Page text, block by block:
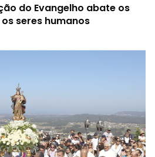
do Evangelho abate os
seres humanos